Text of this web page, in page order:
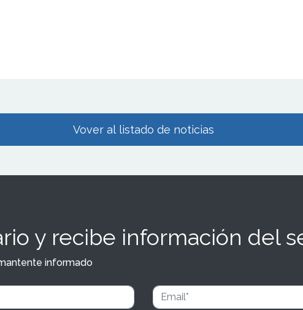
Vover al listado de noticias
y recibe información del
informado